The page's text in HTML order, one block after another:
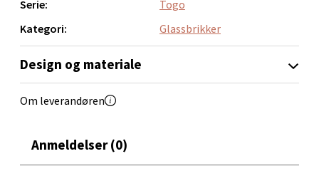
Serie:
Togo
Kategori:
Glassbrikker
Design og materiale
Om leverandøren
Anmeldelser (0)
Oppdal - Aunasenteret
Aunasenteret, Sunndalsvegen 3, 7340 Oppdal